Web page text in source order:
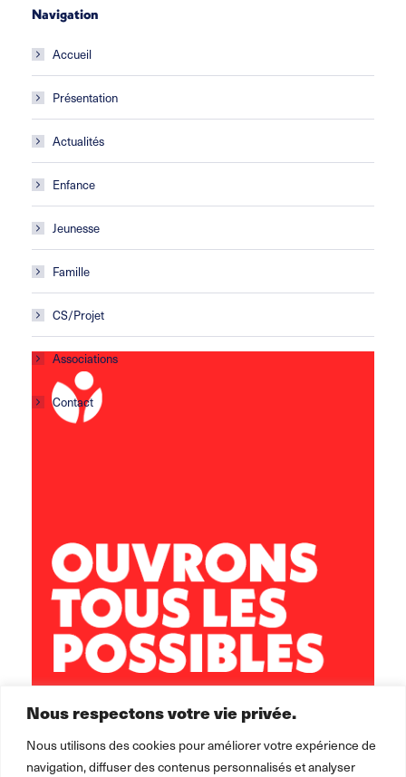
Nous respectons votre vie privée.
Nous utilisons des cookies pour améliorer votre expérience de
navigation, diffuser des contenus personnalisés et analyser
Navigation
Accueil
Présentation
Actualités
Enfance
Jeunesse
Famille
CS/Projet
Associations
Contact
brest.horizons@leolagrange.org